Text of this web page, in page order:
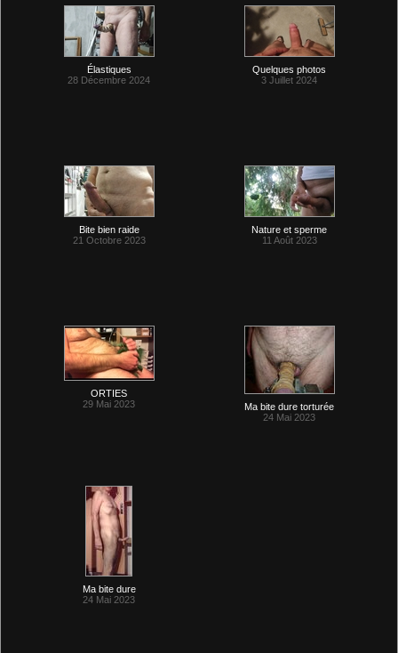
Élastiques
28 Décembre 2024
Quelques photos
3 Juillet 2024
Bite bien raide
21 Octobre 2023
Nature et sperme
11 Août 2023
ORTIES
29 Mai 2023
Ma bite dure torturée
24 Mai 2023
Ma bite dure
24 Mai 2023